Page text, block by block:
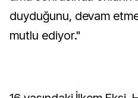
duyduğunu, devam
mutlu ediyor."